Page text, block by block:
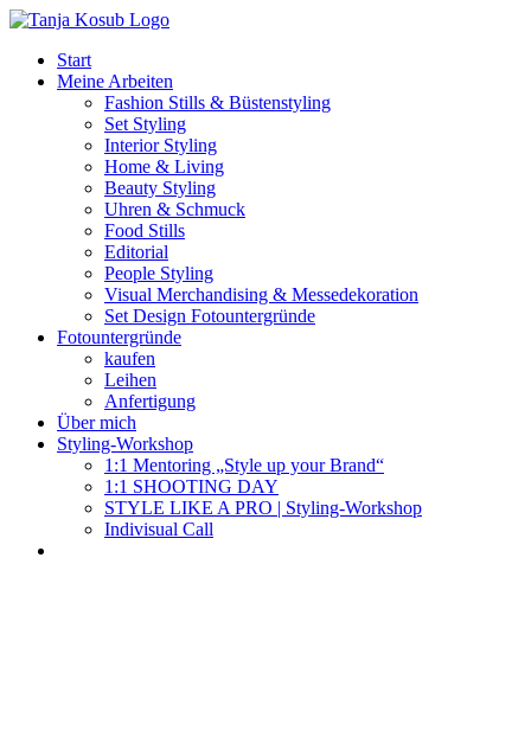
Zum
springenStart
Meine Arbeiten
Fashion Stills & Büstenstyling
Set Styling
Interior Styling
Home & Living
Beauty Styling
Uhren & Schmuck
Food Stills
Editorial
People Styling
Visual Merchandising & Messedekoration
Set Design Fotountergründe
Fotountergründe
kaufen
Leihen
Anfertigung
Über mich
Styling-Workshop
1:1 Mentoring „Style up your Brand“
1:1 SHOOTING DAY
STYLE LIKE A PRO | Styling-Workshop
Indivisual Call